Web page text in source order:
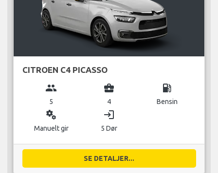
CITROEN C4 PICASSO
group
5
business_center
4
local_gas_station
Bensin
miscellaneous_services
Manuelt gir
login
5 Dør
SE DETALJER...